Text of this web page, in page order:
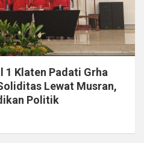
1 Klaten Padati Grha
Lewat Musran,
Politik